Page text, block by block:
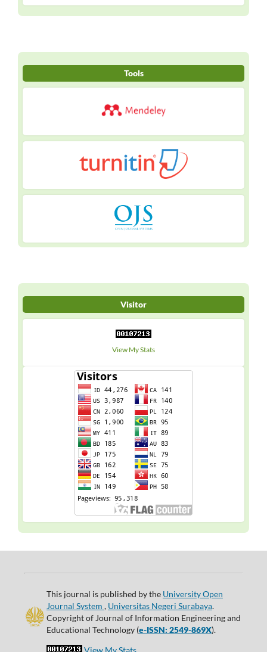
Tools
Visitor
View My Stats
This journal is published by the University Open
Journal System , Universitas Negeri Surabaya.
Copyright of Journal of Information Engineering and
Educational Technology (e-ISSN: 2549-869X).